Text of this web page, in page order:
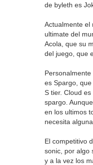
de byleth es
Actualmente el
ultimate del
Acola, que su
del juego, que
es Spargo,
S tier. Cloud
spargo.
en los ultimos
necesita
El competitivo
sonic, por algo
y a la vez los